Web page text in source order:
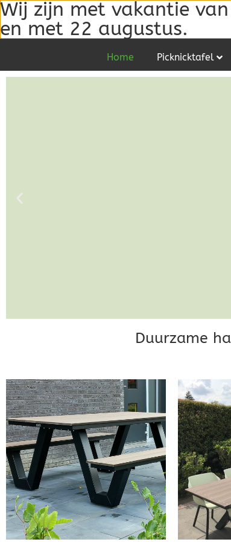
Home Picknicktafel
Klik Hier
Duurzame
Wij zijn met vakantie
en met 22 augustus.